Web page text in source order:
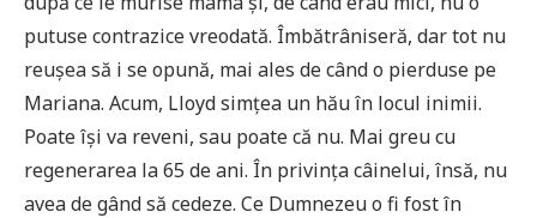
putuse contrazice vreodată. Îmbătrâniseră, dar tot nu
reușea să i se opună, mai ales de când o pierduse pe
Mariana. Acum, Lloyd simțea un hău în locul inimii.
Poate își va reveni, sau poate că nu. Mai greu cu
regenerarea la 65 de ani. În privința câinelui, însă, nu
avea de gând să cedeze. Ce Dumnezeu o fi fost în